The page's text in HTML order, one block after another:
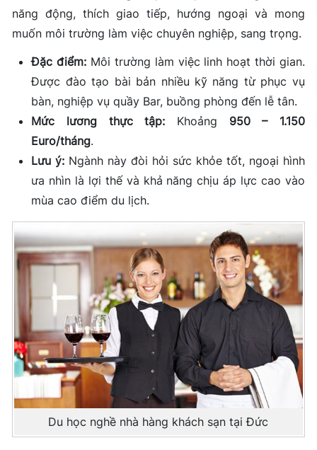
năng động, thích giao tiếp, hướng ngoại và mong
muốn môi trường làm việc chuyên nghiệp, sang trọng.
Đặc điểm: Môi trường làm việc linh hoạt thời gian.
Được đào tạo bài bản nhiều kỹ năng từ phục vụ
bàn, nghiệp vụ quầy Bar, buồng phòng đến lễ tân.
Mức lương thực tập: Khoảng 950 – 1.150
Euro/tháng.
Lưu ý: Ngành này đòi hỏi sức khỏe tốt, ngoại hình
ưa nhìn là lợi thế và khả năng chịu áp lực cao vào
mùa cao điểm du lịch.
Du học nghề nhà hàng khách sạn tại Đức